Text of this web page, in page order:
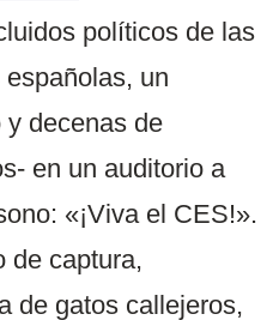
políticos de las
un
y decenas de
en un auditorio a
«¡Viva el CES!».
de captura,
de gatos callejeros,